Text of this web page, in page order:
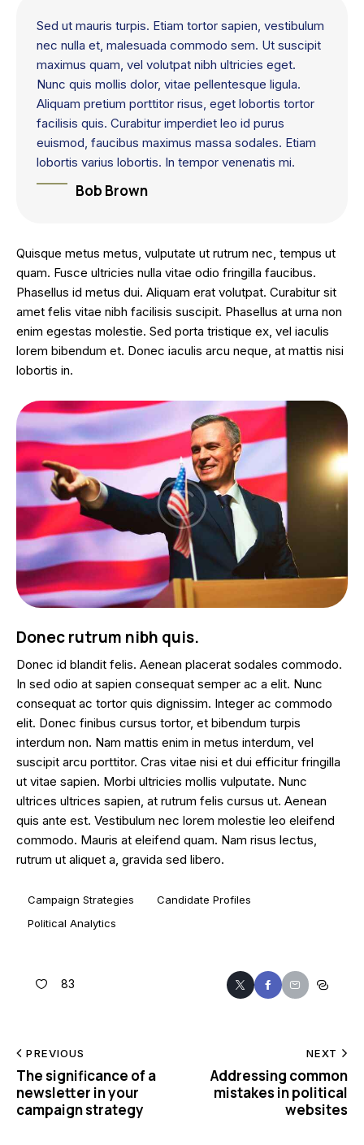
Sed ut mauris turpis. Etiam tortor sapien, vestibulum
nec nulla et, malesuada commodo sem. Ut suscipit
maximus quam, vel volutpat nibh ultricies eget.
Nunc quis mollis dolor, vitae pellentesque ligula.
Aliquam pretium porttitor risus, eget lobortis tortor
facilisis quis. Curabitur imperdiet leo id purus
euismod, faucibus maximus massa sodales. Etiam
lobortis varius lobortis. In tempor venenatis mi.
Bob Brown
Quisque metus metus, vulputate ut rutrum nec, tempus ut
quam. Fusce ultricies nulla vitae odio fringilla faucibus.
Phasellus id metus dui. Aliquam erat volutpat. Curabitur sit
amet felis vitae nibh facilisis suscipit. Phasellus at urna non
enim egestas molestie. Sed porta tristique ex, vel iaculis
lorem bibendum et. Donec iaculis arcu neque, at mattis nisi
lobortis in.
Donec rutrum nibh quis.
Donec id blandit felis. Aenean placerat sodales commodo.
In sed odio at sapien consequat semper ac a elit. Nunc
consequat ac tortor quis dignissim. Integer ac commodo
elit. Donec finibus cursus tortor, et bibendum turpis
interdum non. Nam mattis enim in metus interdum, vel
suscipit arcu porttitor. Cras vitae nisi et dui efficitur fringilla
ut vitae sapien. Morbi ultricies mollis vulputate. Nunc
ultrices ultrices sapien, at rutrum felis cursus ut. Aenean
quis ante est. Vestibulum nec lorem molestie leo eleifend
commodo. Mauris at eleifend quam. Nam risus lectus,
rutrum ut aliquet a, gravida sed libero.
Campaign Strategies
Candidate Profiles
Political Analytics
83
PREVIOUS
The significance of a
newsletter in your
campaign strategy
NEXT
Addressing common
mistakes in political
websites